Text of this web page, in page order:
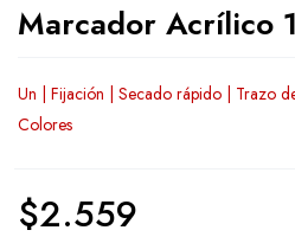
Marcador Acrílico
Un | Fijación | Secado rápido | Trazo
Colores
$2.559